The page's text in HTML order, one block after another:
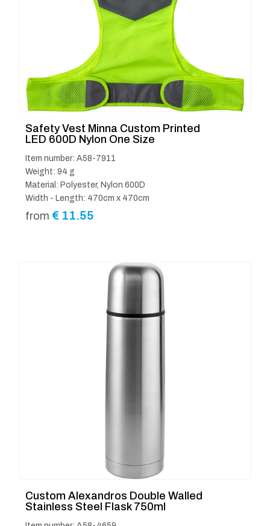
Safety Vest Minna Custom Printed
LED 600D Nylon One Size
Item number: A58-7911
Weight: 94 g
Material: Polyester, Nylon 600D
Width - Length: 470cm x 470cm
from € 11.55
Custom Alexandros Double Walled
Stainless Steel Flask 750ml